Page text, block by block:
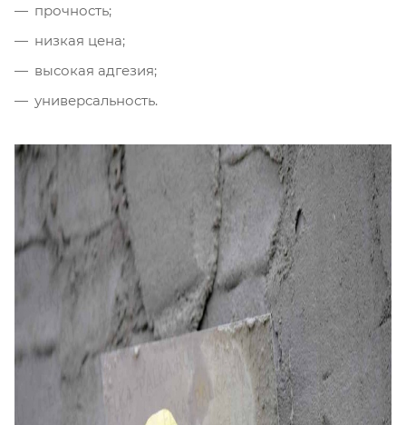
прочность;
низкая цена;
высокая адгезия;
универсальность.